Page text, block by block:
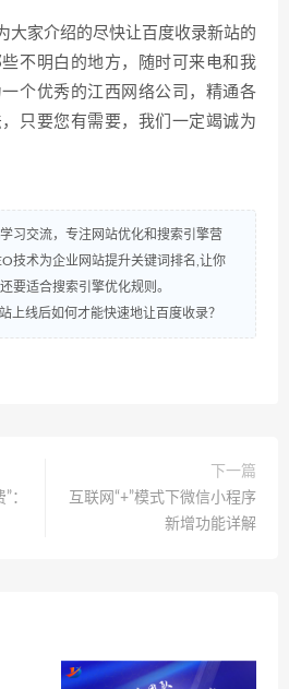
家介绍的尽快让百度收录新站的
不明白的地方，随时可来电和我
个优秀的江西网络公司，精通各
只要您有需要，我们一定竭诚为
学习交流，专注网站优化和搜索引擎营
技术为企业网站提升关键词排名,让你
要适合搜索引擎优化规则。
上线后如何才能快速地让百度收录？
：
下一篇
互联网“+”模式下微信小程序
新增功能详解